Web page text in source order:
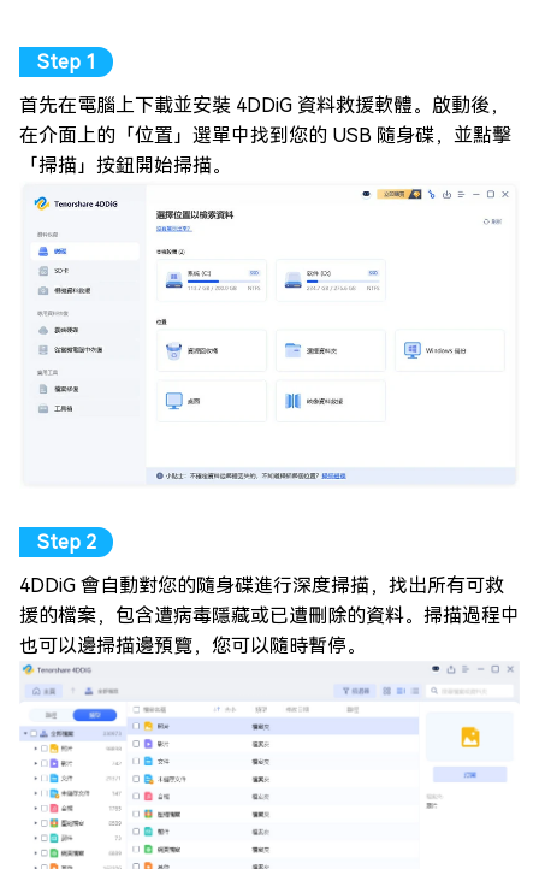
首先在電腦上下載並安裝 4DDiG 資料救援軟體。啟動後，
在介面上的「位置」選單中找到您的 USB 隨身碟，並點擊
「掃描」按鈕開始掃描。
4DDiG 會自動對您的隨身碟進行深度掃描，找出所有可救
援的檔案，包含遭病毒隱藏或已遭刪除的資料。掃描過程中
也可以邊掃描邊預覽，您可以隨時暫停。